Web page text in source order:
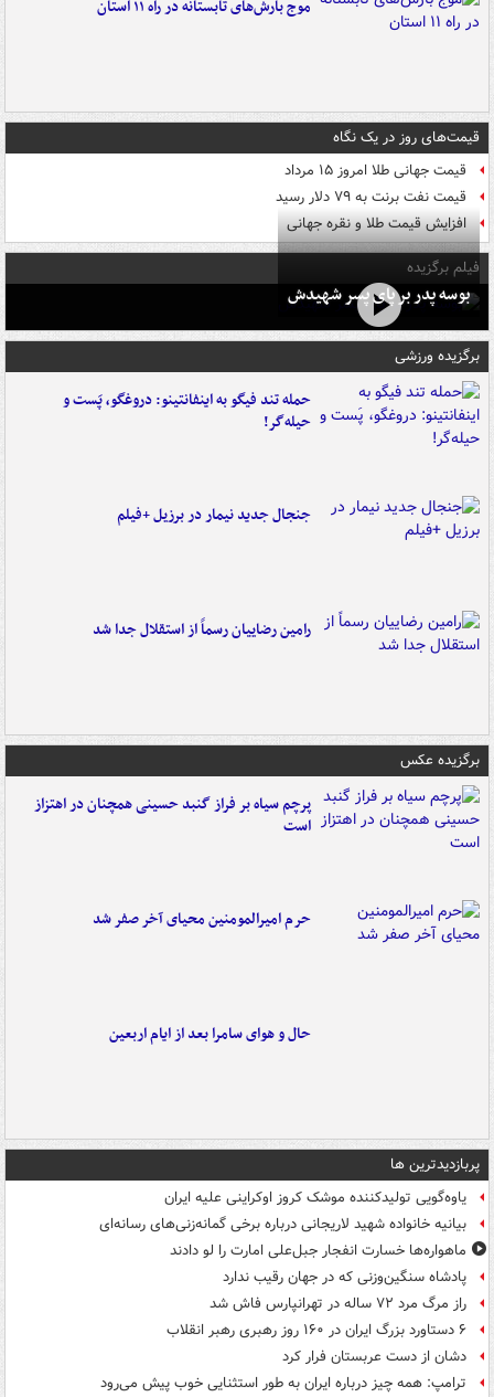
موج بارش‌های تابستانه در راه ۱۱ استان
قیمت‌های روز در یک نگاه
قیمت جهانی طلا امروز ۱۵ مرداد
قیمت نفت برنت به ۷۹ دلار رسید
افزایش قیمت طلا و نقره جهانی
فیلم برگزیده
بوسه‌ پدر بر پای پسر شهیدش
برگزیده ورزشی
حمله تند فیگو به اینفانتینو: دروغگو، پَست‌ و
حیله‌گر!
جنجال جدید نیمار در برزیل +فیلم
رامین رضاییان رسماً از استقلال جدا شد
برگزیده عکس
پرچم سیاه بر فراز گنبد حسینی همچنان در اهتزاز
است
حرم امیرالمومنین محیای آخر صفر شد
حال و هوای سامرا بعد از ایام اربعین
پربازدیدترین ها
یاوه‌گویی تولیدکننده موشک کروز اوکراینی علیه ایران
بیانیه خانواده شهید لاریجانی درباره برخی گمانه‌زنی‌های رسانه‌ای
ماهواره‌ها خسارت انفجار جبل‌علی امارت را لو دادند
پادشاه سنگین‌وزنی که در جهان رقیب ندارد
راز مرگ مرد ۷۲ ساله در تهرانپارس فاش شد
۶ دستاورد بزرگ ایران در ۱۶۰ روز رهبری رهبر انقلاب
دشان از دست عربستان فرار کرد
ترامپ: همه چیز درباره ایران به طور استثنایی خوب پیش می‌رود